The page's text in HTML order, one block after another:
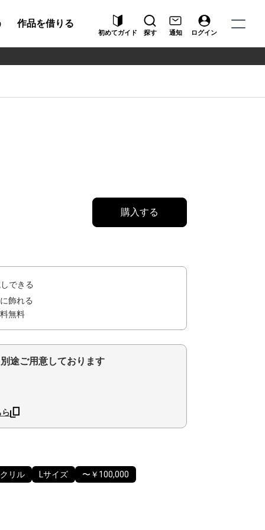
作品を借りる
初めてガイド 探す 通知 ログイン
購入する
できる
飾れる
無料
途ご用意しております
リル Lサイズ 〜￥100,000